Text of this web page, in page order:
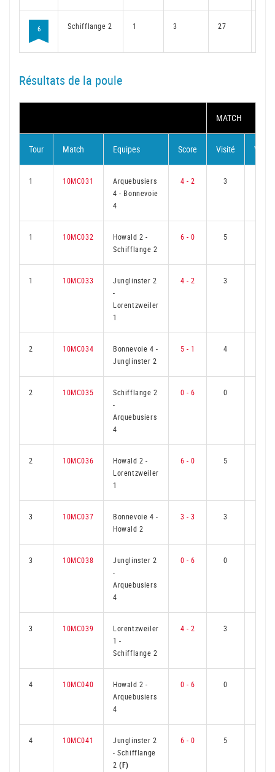
6 Schifflange 2 1 3 27
Résultats de la poule
MATCH
Tour Match Equipes Score Visité
1 10MC031
Arquebusiers
4- Bonnevoie
4
4 - 2 3
1 10MC032 Howald 2-
Schifflange 2
6 - 0 5
1 10MC033
Junglinster 2
-
Lorentzweiler
1
4 - 2 3
2 10MC034 Bonnevoie 4-
Junglinster 2
5 - 1 4
2 10MC035
Schifflange 2
-
Arquebusiers
4
0 - 6 0
2 10MC036 Howald 2-
Lorentzweiler
1
6 - 0 5
3 10MC037 Bonnevoie 4-
Howald 2
3 - 3 3
3 10MC038
Junglinster 2
-
Arquebusiers
4
0 - 6 0
3 10MC039
Lorentzweiler
1-
Schifflange 2
4 - 2 3
4 10MC040 Howald 2-
Arquebusiers
4
0 - 6 0
4 10MC041
Junglinster 2
-Schifflange
2(F)
6 - 0 5